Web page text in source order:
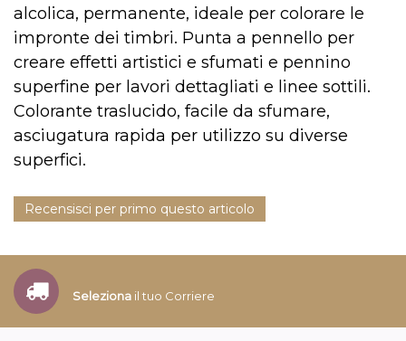
alcolica, permanente, ideale per colorare le
impronte dei timbri. Punta a pennello per
creare effetti artistici e sfumati e pennino
superfine per lavori dettagliati e linee sottili.
Colorante traslucido, facile da sfumare,
asciugatura rapida per utilizzo su diverse
superfici.
Recensisci per primo questo articolo
Seleziona il tuo Corriere